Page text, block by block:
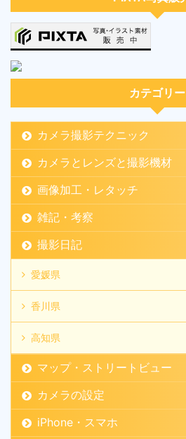
カテゴリー
カメラ撮影テクニック
カメラとレンズと撮影機材
画像加工・レタッチ
雑記・考察
撮影日記
愛媛県
香川県
高知県
マップ・ストリートビュー
カメラの設定
iPhone・スマホ